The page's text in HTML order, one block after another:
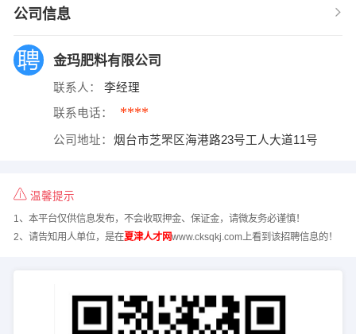
公司信息
金玛肥料有限公司
联系人： 李经理
联系电话： ****
公司地址： 烟台市芝罘区海港路23号工人大道11号
温馨提示
1、本平台仅供信息发布，不会收取押金、保证金，请微友务必谨慎！
2、请告知用人单位，是在夏津人才网www.cksqkj.com上看到该招聘信息的！